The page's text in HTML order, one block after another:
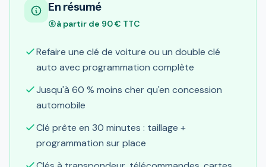
En résumé
à partir de 90 € TTC
Refaire une clé de voiture ou un double clé
auto avec programmation complète
Jusqu'à 60 % moins cher qu'en concession
automobile
Clé prête en 30 minutes : taillage +
programmation sur place